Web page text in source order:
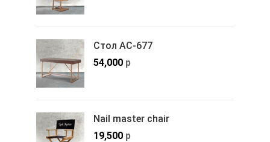
Стол АС-677
54,000 р
Nail master chair
19,500 р